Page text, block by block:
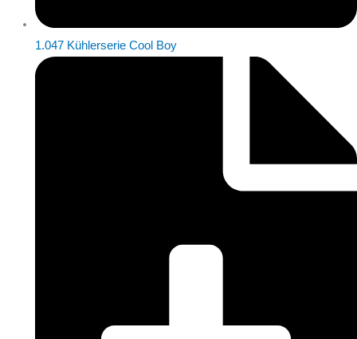
1.047 Kühlerserie Cool Boy